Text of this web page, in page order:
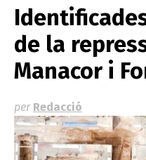
de la
Manacor i
per Redacció